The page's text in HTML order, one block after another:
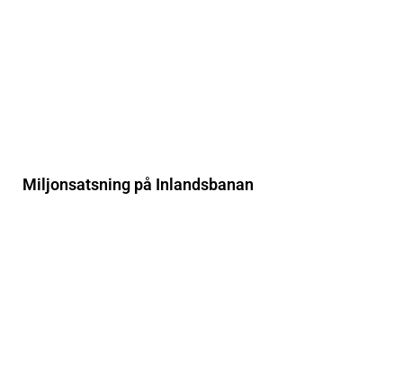
Miljonsatsning på Inlandsbanan